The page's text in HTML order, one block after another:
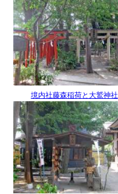
境内社藤森稲荷と大鷲神社